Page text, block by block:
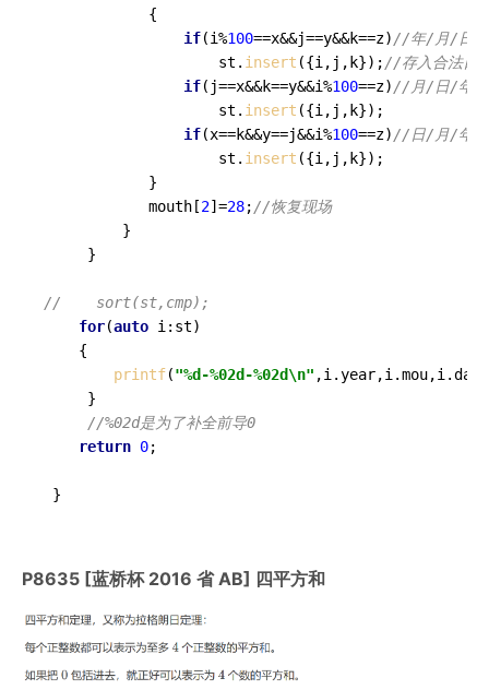
{
if(i%100==x&&j==y&&k==z)//年/月/日
st. insert ({i,j,k});//存入合法日
if(j==x&&k==y&&i%100==z)//月/日/年
st. insert ({i,j,k});
if(x==k&&y==j&&i%100==z)//日/月/年
st. insert ({i,j,k});
}
mouth[2]=28;//恢复现场
}
}
//    sort(st,cmp);
for(auto i:st)
{
printf("%d-%02d-%02d\n"
}
//%02d是为了补全前导0
return 0;
}
P8635 [蓝桥杯 2016 省 AB] 四平方和